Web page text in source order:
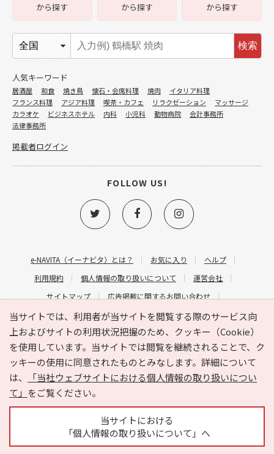
当サイトでは、利用者が当サイトを閲覧する際のサービス向
上およびサイトの利用状況把握のため、クッキー（Cookie）
を使用しています。当サイトでは閲覧を継続されることで、ク
ッキーの使用に同意されたものとみなします。詳細について
は、
「当社ウェブサイトにおける個人情報の取り扱いについ
て」 をご覧ください。
当サイトにおける
「個人情報の取り扱いについて」へ
e-NAVITA（イーナビタ）とは？ お気に入り
ヘルプ
利用規約
個人情報の取り扱いについて
運営会社
サイトマップ
広告掲載に関するお問い合わせ
サイトの内容に関するお問い合わせ
から探す
から探す
から探す
検索
人気キーワード
居酒屋 和食 焼き鳥 懐石・会席料理 焼肉
イタリア料理
フランス料理
アジア料理 喫茶・カフェ リラクゼーション
マッサージ
カラオケ
ビジネスホテル 内科 小児科 動物病院
会計事務所
法律事務所
掲載者ログイン
FOLLOW US!
Copyright © HYOJITO.Co.,Ltd. All Rights Reserved.